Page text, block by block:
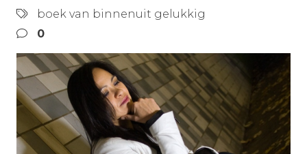
boek van binnenuit gelukkig
0